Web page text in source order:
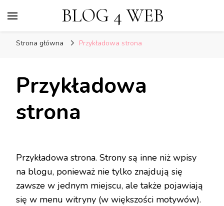
BLOG 4 WEB
Strona główna Przykładowa strona
Przykładowa
strona
Przykładowa strona. Strony są inne niż wpisy
na blogu, ponieważ nie tylko znajdują się
zawsze w jednym miejscu, ale także pojawiają
się w menu witryny (w większości motywów).